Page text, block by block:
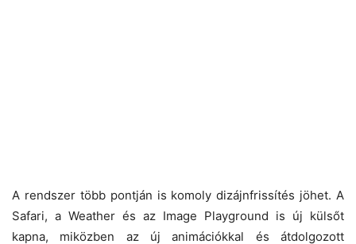
A rendszer több pontján is komoly dizájnfrissítés jöhet. A
Safari, a Weather és az Image Playground is új külsőt
kapna, miközben az új animációkkal és átdolgozott